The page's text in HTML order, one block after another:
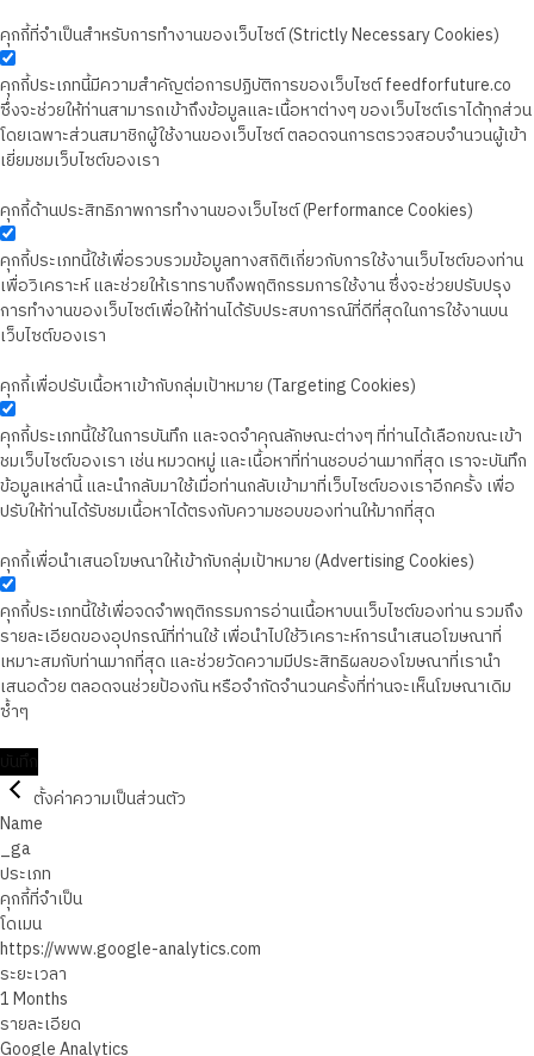
คุกกี้ที่จำเป็นสำหรับการทำงานของเว็บไซต์ (Strictly Necessary Cookies)
คุกกี้ประเภทนี้มีความสำคัญต่อการปฏิบัติการของเว็บไซต์ feedforfuture.co
ซึ่งจะช่วยให้ท่านสามารถเข้าถึงข้อมูลและเนื้อหาต่างๆ ของเว็บไซต์เราได้ทุกส่วน
โดยเฉพาะส่วนสมาชิกผู้ใช้งานของเว็บไซต์ ตลอดจนการตรวจสอบจำนวนผู้เข้า
เยี่ยมชมเว็บไซต์ของเรา
คุกกี้ด้านประสิทธิภาพการทำงานของเว็บไซต์ (Performance Cookies)
คุกกี้ประเภทนี้ใช้เพื่อรวบรวมข้อมูลทางสถิติเกี่ยวกับการใช้งานเว็บไซต์ของท่าน
เพื่อวิเคราะห์ และช่วยให้เราทราบถึงพฤติกรรมการใช้งาน ซึ่งจะช่วยปรับปรุง
การทำงานของเว็บไซต์เพื่อให้ท่านได้รับประสบการณ์ที่ดีที่สุดในการใช้งานบน
เว็บไซต์ของเรา
คุกกี้เพื่อปรับเนื้อหาเข้ากับกลุ่มเป้าหมาย (Targeting Cookies)
คุกกี้ประเภทนี้ใช้ในการบันทึก และจดจำคุณลักษณะต่างๆ ที่ท่านได้เลือกขณะเข้า
ชมเว็บไซต์ของเรา เช่น หมวดหมู่ และเนื้อหาที่ท่านชอบอ่านมากที่สุด เราจะบันทึก
ข้อมูลเหล่านี้ และนำกลับมาใช้เมื่อท่านกลับเข้ามาที่เว็บไซต์ของเราอีกครั้ง เพื่อ
ปรับให้ท่านได้รับชมเนื้อหาได้ตรงกับความชอบของท่านให้มากที่สุด
คุกกี้เพื่อนำเสนอโฆษณาให้เข้ากับกลุ่มเป้าหมาย (Advertising Cookies)
คุกกี้ประเภทนี้ใช้เพื่อจดจำพฤติกรรมการอ่านเนื้อหาบนเว็บไซต์ของท่าน รวมถึง
รายละเอียดของอุปกรณ์ที่ท่านใช้ เพื่อนำไปใช้วิเคราะห์การนำเสนอโฆษณาที่
เหมาะสมกับท่านมากที่สุด และช่วยวัดความมีประสิทธิผลของโฆษณาที่เรานำ
เสนอด้วย ตลอดจนช่วยป้องกัน หรือจำกัดจำนวนครั้งที่ท่านจะเห็นโฆษณาเดิม
ซ้ำๆ
ตั้งค่าความเป็นส่วนตัว
Name
_ga
ประเภท
คุกกี้ที่จำเป็น
โดเมน
https://www.google-analytics.com
ระยะเวลา
1 Months
รายละเอียด
Google Analytics